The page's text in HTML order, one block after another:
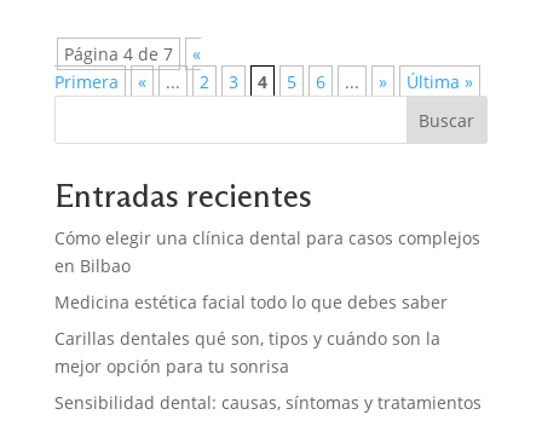
Página 4 de 7
«
Primera
« ... 2 3 4 5 6 ... »
Última »
Buscar
Entradas recientes
Cómo elegir una clínica dental para casos complejos
en Bilbao
Medicina estética facial todo lo que debes saber
Carillas dentales qué son, tipos y cuándo son la
mejor opción para tu sonrisa
Sensibilidad dental: causas, síntomas y tratamientos